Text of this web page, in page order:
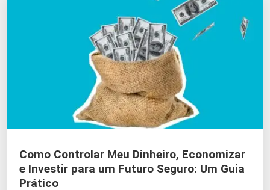
Como Controlar Meu Dinheiro, Economizar
e Investir para um Futuro Seguro: Um Guia
Prático